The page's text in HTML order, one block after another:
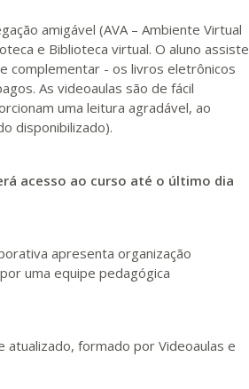
Visualizar
ELETRÔNICO
R$ 1.586,20
Matricular
Visualizar
ELETRÔNICO
R$ 1.685,33
R$ 1.784,48
Visualizar
ELETRÔNICO
R$ 1.883,61
Matricular
Matricular
amigável (AVA – Ambiente Virtual
e Biblioteca virtual. O aluno assiste
complementar - os livros eletrônicos
As videoaulas são de fácil
uma leitura agradável, ao
disponibilizado).
acesso ao curso até o último dia
apresenta organização
uma equipe pedagógica
formado por Videoaulas e